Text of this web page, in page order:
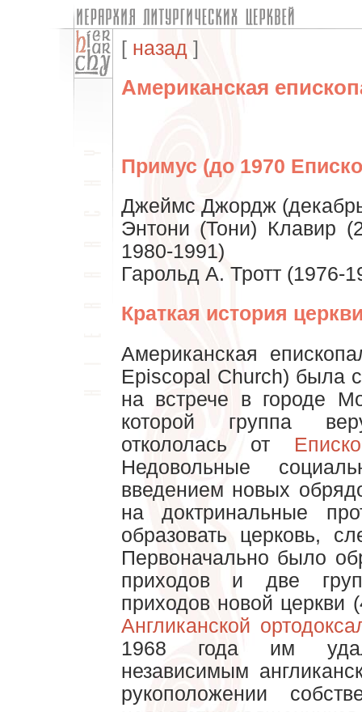
[ назад ]
Американская
Примус (до 1970
Джеймс Джордж
Энтони (Тони) Клавир
1980-1991)
Гарольд А. Тротт (1976-
Краткая история
Американская
Episcopal Church) была
на встрече в городе
которой группа
откололась от
Недовольные
введением новых
на доктринальные
образовать церковь,
Первоначально было
приходов и две
приходов новой церкви
Англиканской
1968 года им
независимым
рукоположении